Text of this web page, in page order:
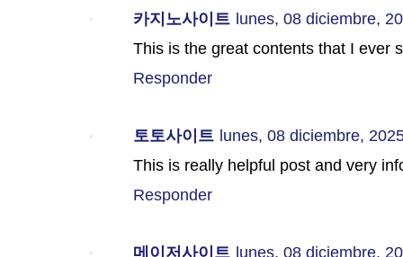
카지노사이트 lunes, 08 diciembre,
This is the great contents that I ever
Responder
토토사이트 lunes, 08 diciembre,
This is really helpful post and very
Responder
메이저사이트 lunes, 08 diciembre,